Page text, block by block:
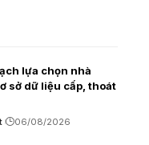
lựa chọn nhà
sở dữ liệu cấp, thoát
06/08/2026